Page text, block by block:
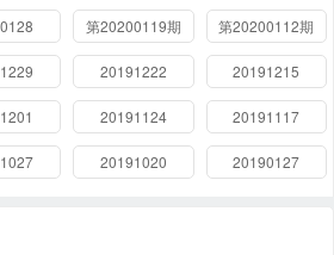
第20200119期 第20200112期
20191222 20191215
20191124 20191117
20191020 20190127